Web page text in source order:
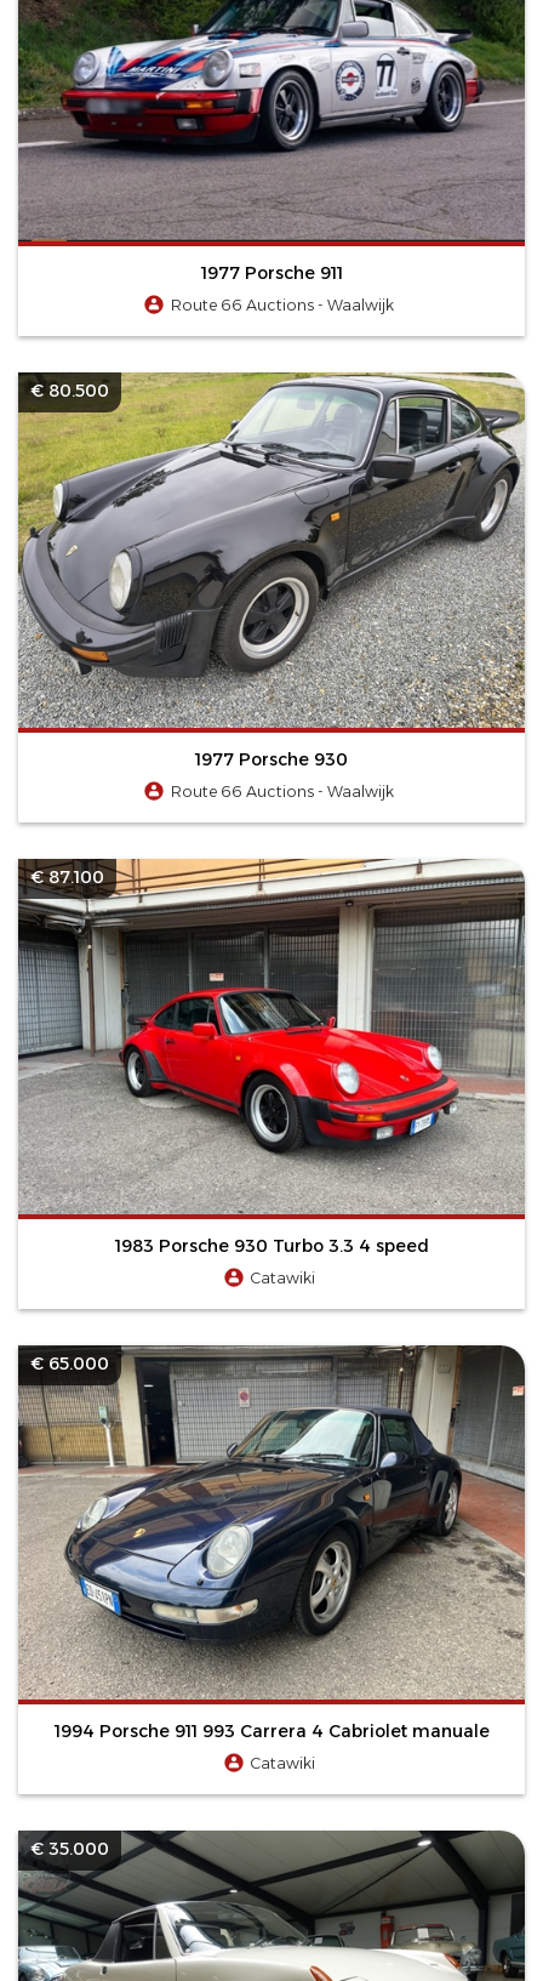
1977 Porsche 911
Route 66 Auctions - Waalwijk
€ 80.500
1977 Porsche 930
Route 66 Auctions - Waalwijk
€ 87.100
1983 Porsche 930 Turbo 3.3 4 speed
Catawiki
€ 65.000
1994 Porsche 911 993 Carrera 4 Cabriolet manuale
Catawiki
€ 35.000